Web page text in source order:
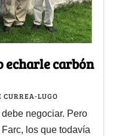
echarle carbón
CURREA-LUGO
negociar. Pero
los que todavía